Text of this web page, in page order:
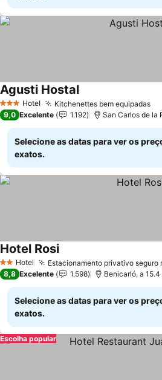
3 EstrelasHotel Kitchenettes bem equipadas
Agusti Hostal
9,0 Excelente 1.192 San Carlos de la
Selecione as datas para ver os
exatos.
2 Estrelas
Hotel Estacionamento privativo seguro
Hotel Rosi
8,8 Excelente 1.598 Benicarló, a
Selecione as datas para ver os
exatos.
Escolha popular